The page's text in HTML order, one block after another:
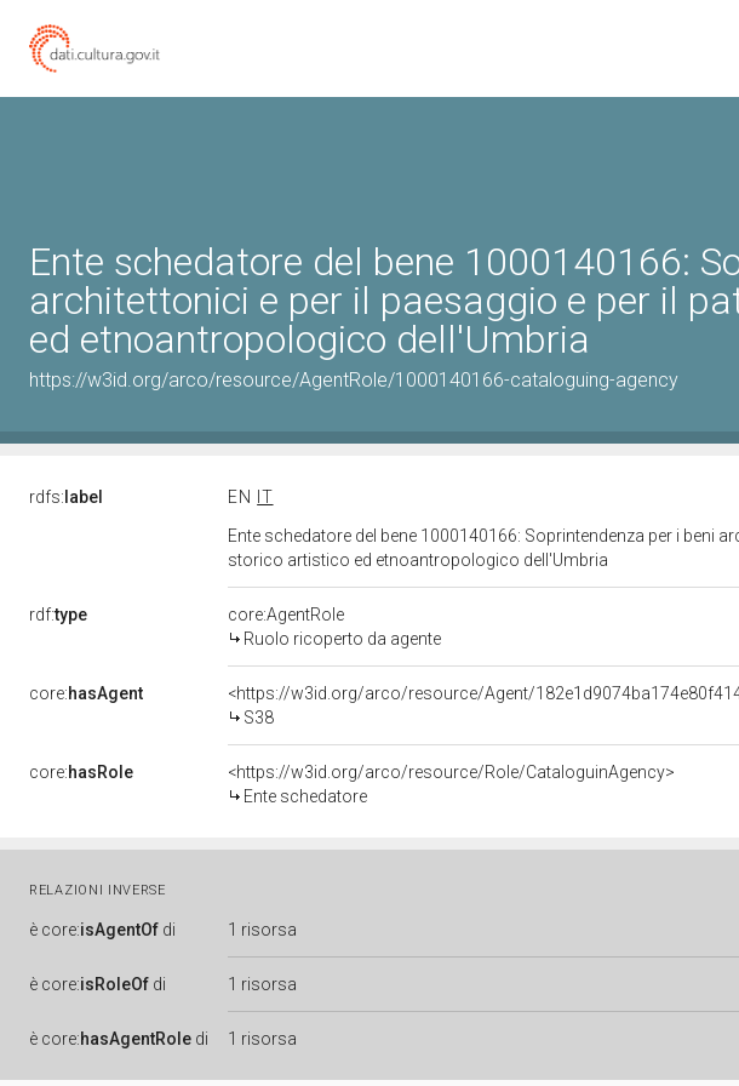
Ente schedatore del bene 1000140166:
architettonici e per il paesaggio e per il
ed etnoantropologico dell'Umbria
https://w3id.org/arco/resource/AgentRole/1000140166-cataloguing-agency
rdfs: label EN
IT
Ente schedatore del bene 1000140166: Soprintendenza per i beni
storico artistico ed etnoantropologico dell'Umbria
rdf:type
core:AgentRole
Ruolo ricoperto da agente
core:hasAgent
<https://w3id.org/arco/resource/Agent/
S38
core:hasRole
<https://w3id.org/arco/resource/Role/CataloguinAgency>
Ente schedatore
RELAZIONI INVERSE
è core:isAgentOf di 1 risorsa
è core:isRoleOf di 1 risorsa
è core:hasAgentRole di 1 risorsa